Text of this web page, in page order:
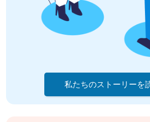
私たちのストーリーを